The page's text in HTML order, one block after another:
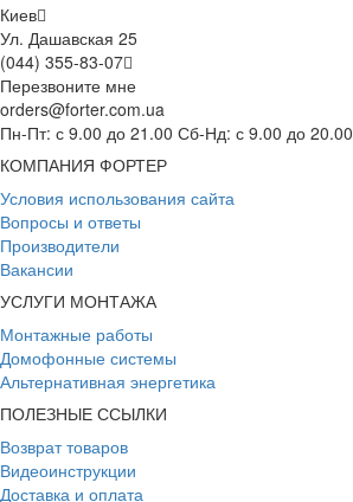
Киев
Ул. Дашавская 25
(044) 355-83-07
Перезвоните мне
orders@forter.com.ua
Пн-Пт: с 9.00 до 21.00 Сб-Нд: с 9.00 до 20.00
КОМПАНИЯ ФОРТЕР
Условия использования сайта
Вопросы и ответы
Производители
Вакансии
УСЛУГИ МОНТАЖА
Монтажные работы
Домофонные системы
Альтернативная энергетика
ПОЛЕЗНЫЕ ССЫЛКИ
Возврат товаров
Видеоинструкции
Доставка и оплата